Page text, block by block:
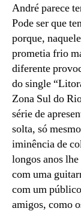
André parece
Pode ser que
porque,
prometia frio
diferente
do single
Zona Sul do
série de
solta, só
iminência de
longos anos
com uma
com um
amigos, como